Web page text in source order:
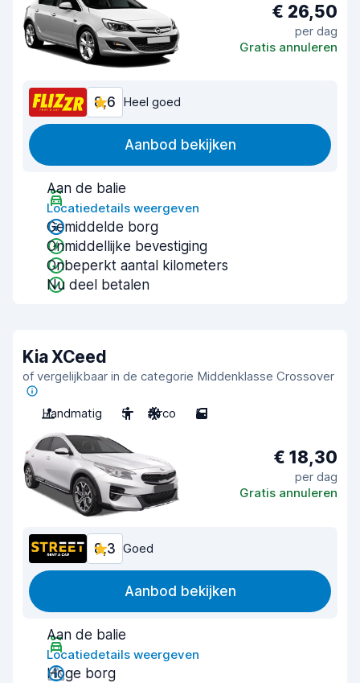
€ 26,50
per dag
Gratis annuleren
8,6 Heel goed
Aanbod bekijken
Aan de balie
Locatiedetails weergeven
Gemiddelde borg
Onmiddellijke bevestiging
Onbeperkt aantal kilometers
Nu deel betalen
Kia XCeed
of vergelijkbaar in de categorie Middenklasse Crossover
Handmatig 5 Airco 5
€ 18,30
per dag
Gratis annuleren
8,3 Goed
Aanbod bekijken
Aan de balie
Locatiedetails weergeven
Hoge borg